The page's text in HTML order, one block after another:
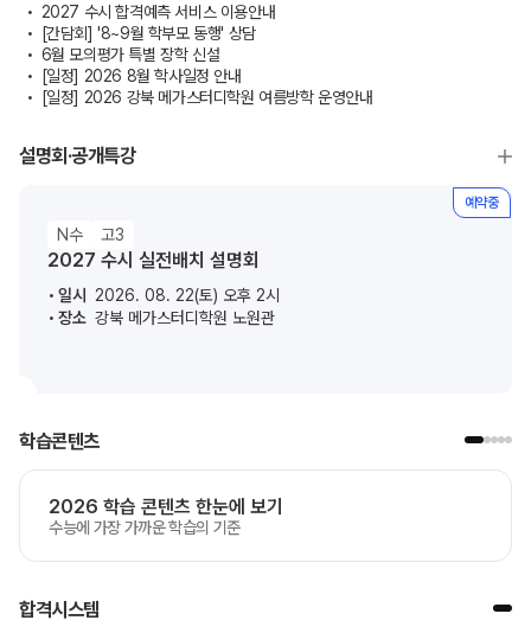
2027 수시 합격예측 서비스 이용안내
[간담회] '8~9월 학부모 동행' 상담
6월 모의평가 특별 장학 신설
[일정] 2026 8월 학사일정 안내
[일정] 2026 강북 메가스터디학원 여름방학 운영안내
설명회·공개특강
N수 고3
2027 수시 실전배치 설명회
일시 2026. 08. 22(토) 오후 2시
장소 강북 메가스터디학원 노원관
예약중
학습콘텐츠
2026 학습 콘텐츠 한눈에 보기
수능에 가장 가까운 학습의 기준
합격시스템